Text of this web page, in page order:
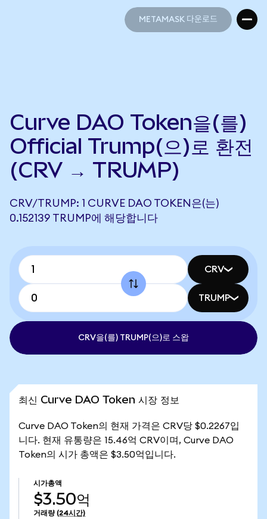
METAMASK 다운로드
Curve DAO Token을(를)
Official Trump(으)로 환전
(CRV → TRUMP)
CRV/TRUMP: 1 CURVE DAO TOKEN은(는)
0.152139 TRUMP에 해당합니다
CRV
TRUMP
CRV을(를) TRUMP(으)로 스왑
최신 Curve DAO Token 시장 정보
Curve DAO Token의 현재 가격은 CRV당 $0.2267입
니다. 현재 유통량은 15.46억 CRV이며, Curve DAO
Token의 시가 총액은 $3.50억입니다.
시가총액
$3.50억
거래량 (24시간)